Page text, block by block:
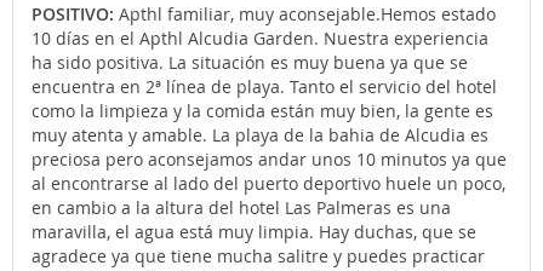
POSITIVO: Apthl familiar, muy aconsejable.Hemos estado
10 días en el Apthl Alcudia Garden. Nuestra experiencia
ha sido positiva. La situación es muy buena ya que se
encuentra en 2ª línea de playa. Tanto el servicio del hotel
como la limpieza y la comida están muy bien, la gente es
muy atenta y amable. La playa de la bahia de Alcudia es
preciosa pero aconsejamos andar unos 10 minutos ya que
al encontrarse al lado del puerto deportivo huele un poco,
en cambio a la altura del hotel Las Palmeras es una
maravilla, el agua está muy limpia. Hay duchas, que se
agradece ya que tiene mucha salitre y puedes practicar